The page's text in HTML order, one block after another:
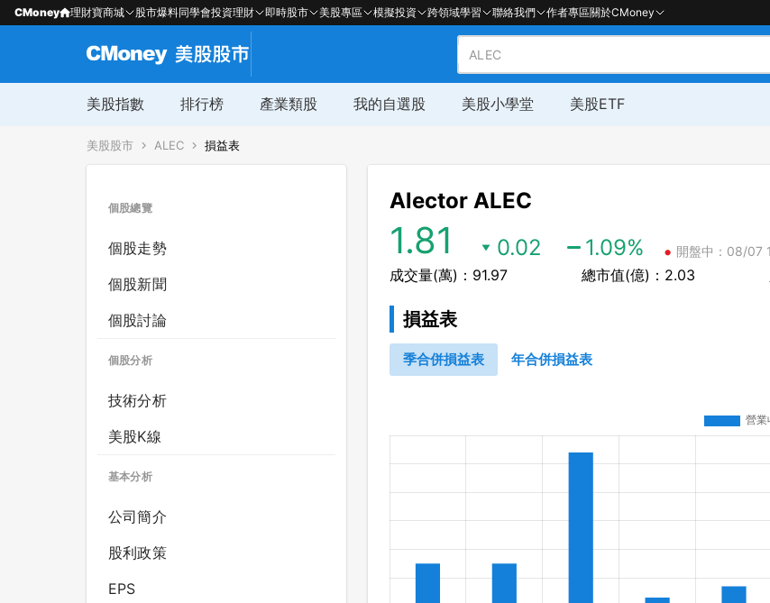
CMoney 理財寶商城 股市爆料同學會投資理財 即時股市 美股專區 模擬投資 跨領域學習 聯絡我們 作者專區關於CMoney
美股指數 排行榜 產業類股 我的自選股 美股小學堂 美股ETF
美股股市 ALEC 損益表
個股總覽
個股走勢
個股新聞
個股討論
個股分析
技術分析
美股K線
基本分析
公司簡介
股利政策
EPS
Alector ALEC
1.81 0.02 1.09% • 開盤中：08/07
成交量(萬)：91.97 總市值(億)：2.03
損益表
季合併損益表 年合併損益表